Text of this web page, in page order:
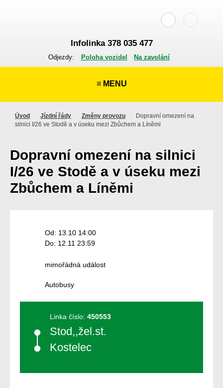
Infolinka 378 035 477
Odjezdy: Poloha vozidel Na zavolání
≡ MENU
Úvod Jízdní řády Změny provozu
Dopravní omezení na
silnici I/26 ve Stodě a v úseku mezi Zbůchem a Líněmi
Dopravní omezení na silnici
I/26 ve Stodě a v úseku mezi
Zbůchem a Líněmi
Od: 13.10 14:00
Do: 12.11 23:59
mimořádná událost
Autobusy
Linka číslo: 450553
Stod,,žel.st.
Kostelec